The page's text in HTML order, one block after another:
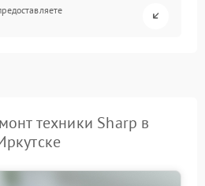
техники Sharp в